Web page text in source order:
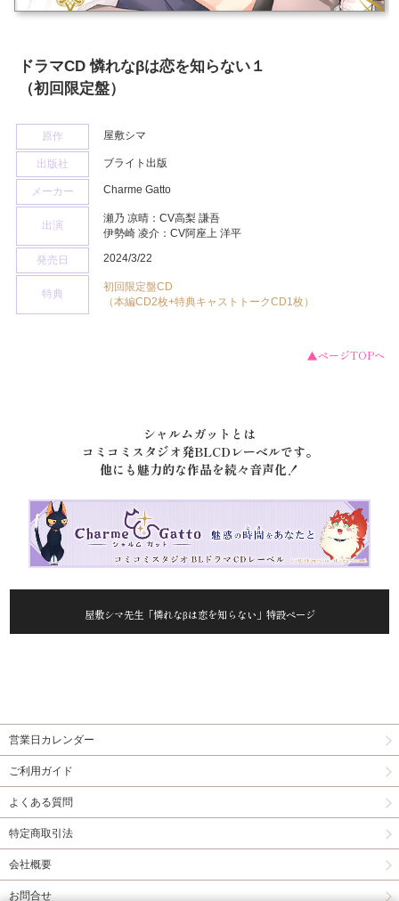
ドラマCD 憐れなβは恋を知らない１
（初回限定盤）
原作 屋敷シマ
出版社 ブライト出版
メーカー Charme Gatto
出演
瀬乃 凉晴：CV高梨 謙吾
伊勢崎 凌介：CV阿座上 洋平
発売日 2024/3/22
特典
初回限定盤CD
（本編CD2枚+特典キャストトークCD1枚）
▲ページTOPへ
シャルムガットとは
コミコミスタジオ発BLCDレーベルです。
他にも魅力的な作品を続々音声化！
屋敷シマ先生「憐れなβは恋を知らない」特設ページ
営業日カレンダー
ご利用ガイド
よくある質問
特定商取引法
会社概要
お問合せ